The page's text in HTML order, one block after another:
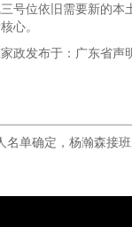
号位依旧需要新的
心。
政发布于：广东省声
名单确定，杨瀚森接